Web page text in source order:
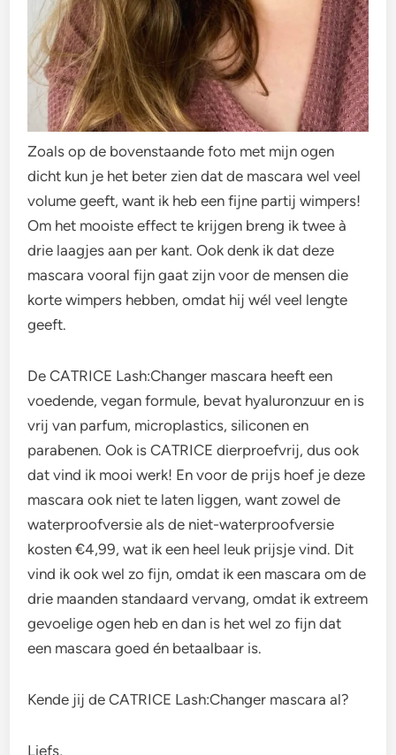
Zoals op de bovenstaande foto met mijn ogen
dicht kun je het beter zien dat de mascara wel veel
volume geeft, want ik heb een fijne partij wimpers!
Om het mooiste effect te krijgen breng ik twee à
drie laagjes aan per kant. Ook denk ik dat deze
mascara vooral fijn gaat zijn voor de mensen die
korte wimpers hebben, omdat hij wél veel lengte
geeft.
De CATRICE Lash:Changer mascara heeft een
voedende, vegan formule, bevat hyaluronzuur en is
vrij van parfum, microplastics, siliconen en
parabenen. Ook is CATRICE dierproefvrij, dus ook
dat vind ik mooi werk! En voor de prijs hoef je deze
mascara ook niet te laten liggen, want zowel de
waterproofversie als de niet-waterproofversie
kosten €4,99, wat ik een heel leuk prijsje vind. Dit
vind ik ook wel zo fijn, omdat ik een mascara om de
drie maanden standaard vervang, omdat ik extreem
gevoelige ogen heb en dan is het wel zo fijn dat
een mascara goed én betaalbaar is.
Kende jij de CATRICE Lash:Changer mascara al?
Liefs,